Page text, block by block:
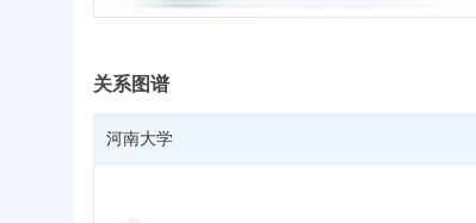
关系图谱
河南大学